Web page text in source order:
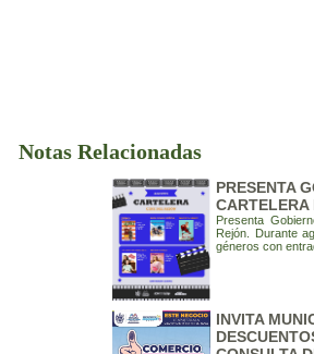
Notas Relacionadas
PRESENTA
CARTELERA
Presenta
Rejón. Durante
géneros con
INVITA